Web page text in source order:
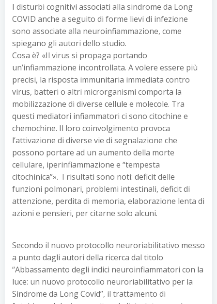
I disturbi cognitivi associati alla sindrome da Long
COVID anche a seguito di forme lievi di infezione
sono associate alla neuroinfiammazione, come
spiegano gli autori dello studio.
Cosa è? «Il virus si propaga portando
un’infiammazione incontrollata. A volere essere più
precisi, la risposta immunitaria immediata contro
virus, batteri o altri microrganismi comporta la
mobilizzazione di diverse cellule e molecole. Tra
questi mediatori infiammatori ci sono citochine e
chemochine. Il loro coinvolgimento provoca
l’attivazione di diverse vie di segnalazione che
possono portare ad un aumento della morte
cellulare, iperinfiammazione e “tempesta
citochinica”». I risultati sono noti: deficit delle
funzioni polmonari, problemi intestinali, deficit di
attenzione, perdita di memoria, elaborazione lenta di
azioni e pensieri, per citarne solo alcuni.
Secondo il nuovo protocollo neuroriabilitativo messo
a punto dagli autori della ricerca dal titolo
“Abbassamento degli indici neuroinfiammatori con la
luce: un nuovo protocollo neuroriabilitativo per la
Sindrome da Long Covid”, il trattamento di